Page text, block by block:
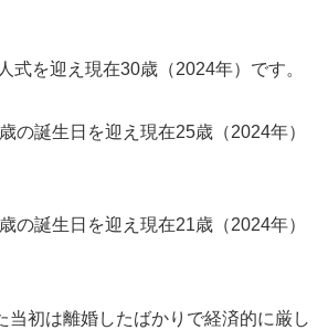
式を迎え現在30歳（2024年）です。
の誕生日を迎え現在25歳（2024年）
の誕生日を迎え現在21歳（2024年）
当初は離婚したばかりで経済的に厳し